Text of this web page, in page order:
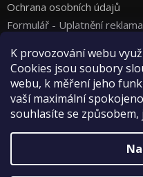
K provozování webu
Cookies jsou soubory
webu, k měření jeho
vaší maximální
souhlasíte se způsobem,
Ochrana osobních údajů
Formulář - Uplatnění